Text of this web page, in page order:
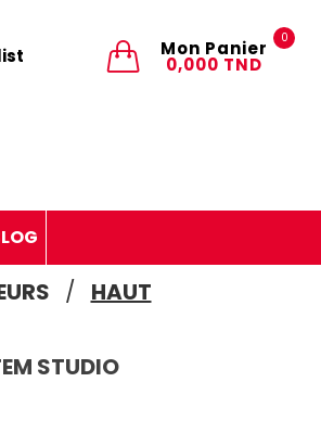
0
Mon Panier
0,000 TND
HAUT
STUDIO